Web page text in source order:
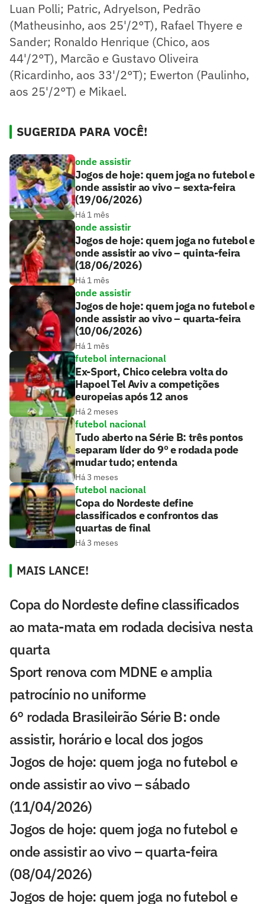
Luan Polli; Patric, Adryelson, Pedrão
(Matheusinho, aos 25'/2°T), Rafael Thyere e
Sander; Ronaldo Henrique (Chico, aos
44'/2°T), Marcão e Gustavo Oliveira
(Ricardinho, aos 33'/2°T); Ewerton (Paulinho,
aos 25'/2°T) e Mikael.
SUGERIDA PARA VOCÊ!
onde assistir
Jogos de hoje: quem joga no futebol e
onde assistir ao vivo – sexta-feira
(19/06/2026)
Há 1 mês
onde assistir
Jogos de hoje: quem joga no futebol e
onde assistir ao vivo – quinta-feira
(18/06/2026)
Há 1 mês
onde assistir
Jogos de hoje: quem joga no futebol e
onde assistir ao vivo – quarta-feira
(10/06/2026)
Há 1 mês
futebol internacional
Ex-Sport, Chico celebra volta do
Hapoel Tel Aviv a competições
europeias após 12 anos
Há 2 meses
futebol nacional
Tudo aberto na Série B: três pontos
separam líder do 9º e rodada pode
mudar tudo; entenda
Há 3 meses
futebol nacional
Copa do Nordeste define
classificados e confrontos das
quartas de final
Há 3 meses
MAIS LANCE!
Copa do Nordeste define classificados
ao mata-mata em rodada decisiva nesta
quarta
Sport renova com MDNE e amplia
patrocínio no uniforme
6° rodada Brasileirão Série B: onde
assistir, horário e local dos jogos
Jogos de hoje: quem joga no futebol e
onde assistir ao vivo – sábado
(11/04/2026)
Jogos de hoje: quem joga no futebol e
onde assistir ao vivo – quarta-feira
(08/04/2026)
Jogos de hoje: quem joga no futebol e